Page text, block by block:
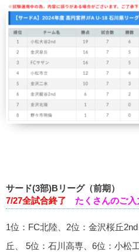
サード(3部)Bリーグ（前期）
7/27全試合終了 たくさんのご入
1位：FC北陸、2位：金沢桜丘
丘、 5位：石川高専、6位：小松